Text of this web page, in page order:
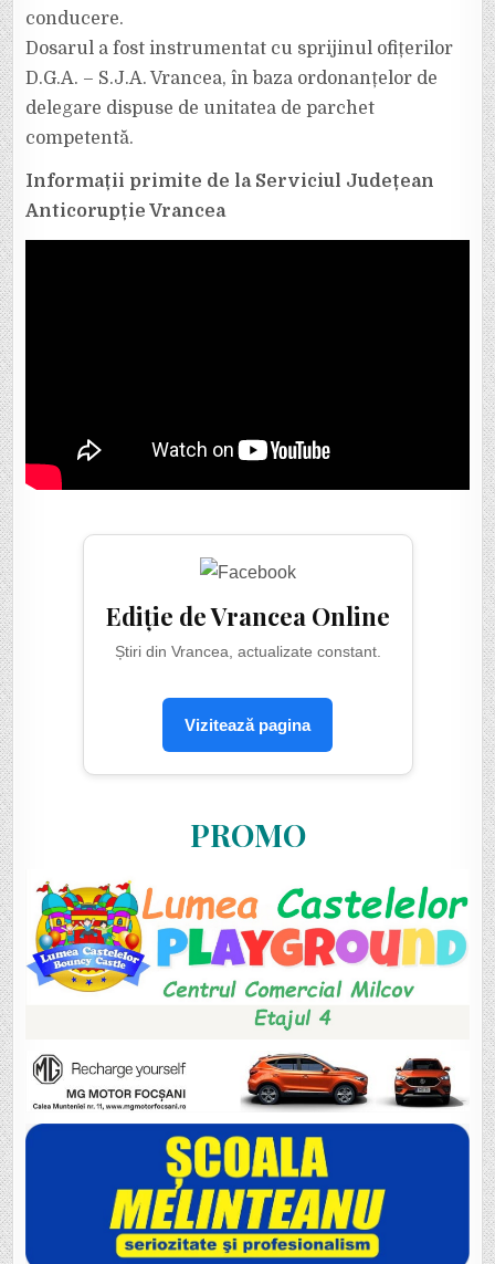
conducere.
Dosarul a fost instrumentat cu sprijinul ofițerilor
D.G.A. – S.J.A. Vrancea, în baza ordonanțelor de
delegare dispuse de unitatea de parchet
competentă.
Informații primite de la Serviciul Județean
Anticorupție Vrancea
Ediție de Vrancea Online
Știri din Vrancea, actualizate constant.
Vizitează pagina
PROMO